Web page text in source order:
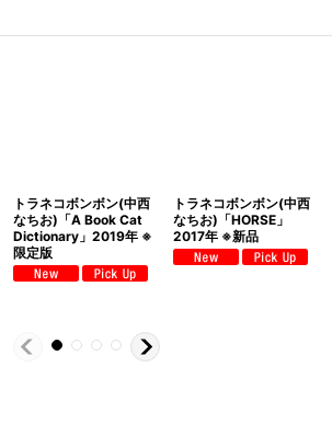
トラネコボンボン(中西
なちお)「A Book Cat
Dictionary」2019年 ※
限定版
トラネコボンボン(中西
なちお)「HORSE」
2017年 ※新品